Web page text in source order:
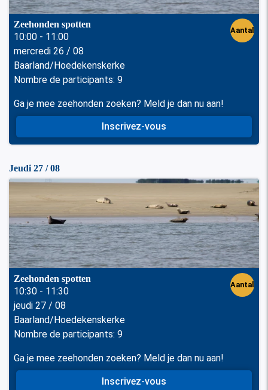
Zeehonden spotten
10:00 - 11:00
mercredi 26 / 08
Baarland/Hoedekenskerke
Nombre de participants: 9
Aantal
Ga je mee zeehonden zoeken? Meld je dan nu aan!
Inscrivez-vous
Jeudi 27 / 08
Zeehonden spotten
10:30 - 11:30
jeudi 27 / 08
Baarland/Hoedekenskerke
Nombre de participants: 9
Aantal
Ga je mee zeehonden zoeken? Meld je dan nu aan!
Inscrivez-vous